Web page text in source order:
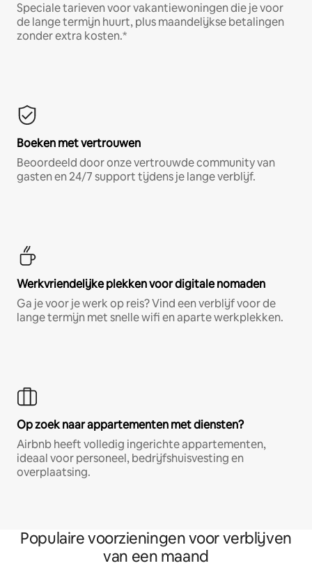
Speciale tarieven voor vakantiewoningen die je voor
de lange termijn huurt, plus maandelijkse betalingen
zonder extra kosten.*
Boeken met vertrouwen
Beoordeeld door onze vertrouwde community van
gasten en 24/7 support tijdens je lange verblijf.
Werkvriendelijke plekken voor digitale nomaden
Ga je voor je werk op reis? Vind een verblijf voor de
lange termijn met snelle wifi en aparte werkplekken.
Op zoek naar appartementen met diensten?
Airbnb heeft volledig ingerichte appartementen,
ideaal voor personeel, bedrijfshuisvesting en
overplaatsing.
Populaire voorzieningen voor verblijven
van een maand